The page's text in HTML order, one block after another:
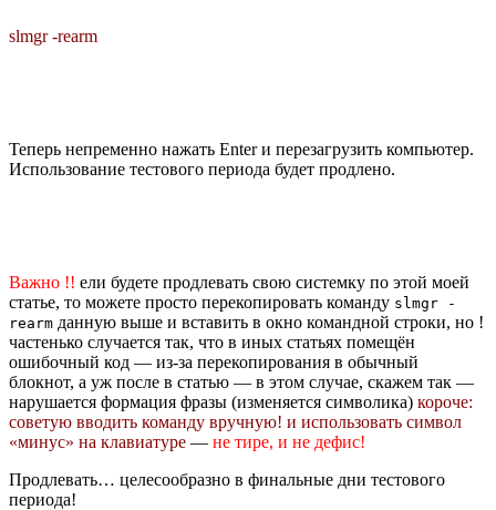
slmgr -rearm
Теперь непременно нажать Enter и перезагрузить компьютер.
Использование тестового периода будет продлено.
Важно !! ели будете продлевать свою системку по этой моей
статье, то можете просто перекопировать команду slmgr -
rearm данную выше и вставить в окно командной строки, но !
частенько случается так, что в иных статьях помещён
ошибочный код — из-за перекопирования в обычный
блокнот, а уж после в статью — в этом случае, скажем так —
нарушается формация фразы (изменяется символика) короче:
советую вводить команду вручную! и использовать символ
«минус» на клавиатуре — не тире, и не дефис!
Продлевать… целесообразно в финальные дни тестового
периода!